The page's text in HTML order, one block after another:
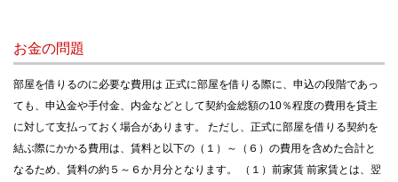
お金の問題
部屋を借りるのに必要な費用は 正式に部屋を借りる際に、申込の段階であっ
ても、申込金や手付金、内金などとして契約金総額の10％程度の費用を貸主
に対して支払っておく場合があります。 ただし、正式に部屋を借りる契約を
結ぶ際にかかる費用は、賃料と以下の（１）～（６）の費用を含めた合計と
なるため、賃料の約５～６か月分となります。 （１）前家賃 前家賃とは、翌